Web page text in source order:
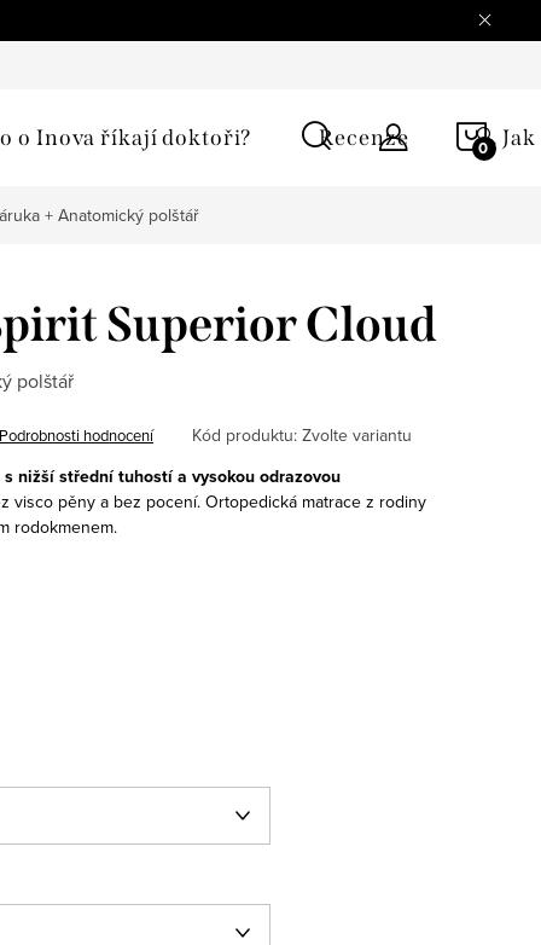
o Inova říkají doktoři? Recenze 🔍
+ Anatomický polštář
Superior Cloud
polštář
Podrobnosti hodnocení Kód produktu: Zvolte variantu
s nižší střední tuhostí a vysokou odrazovou
visco pěny a bez pocení. Ortopedická matrace z rodiny
rodokmenem.